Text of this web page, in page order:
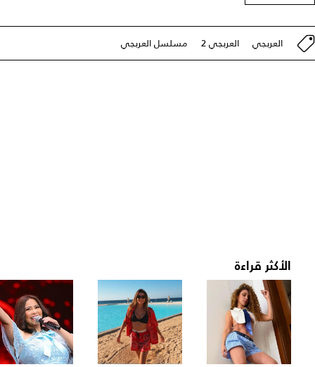
العربجي العربجي 2 مسلسل العربجي
الأكثر قراءة